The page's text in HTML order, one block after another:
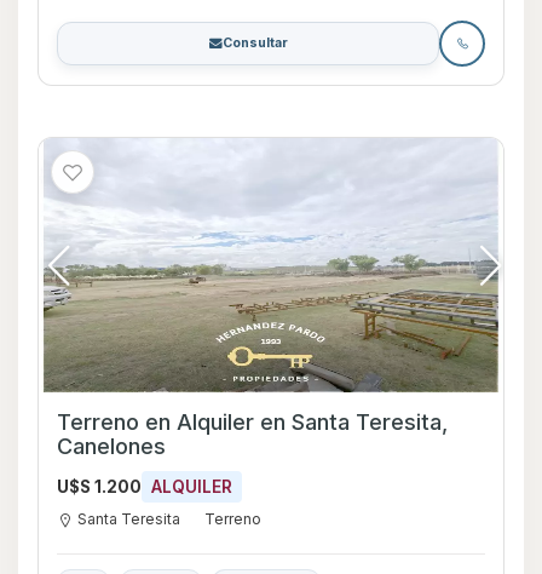
Consultar
Terreno en Alquiler en Santa Teresita,
Canelones
U$S 1.200 ALQUILER
Santa Teresita Terreno